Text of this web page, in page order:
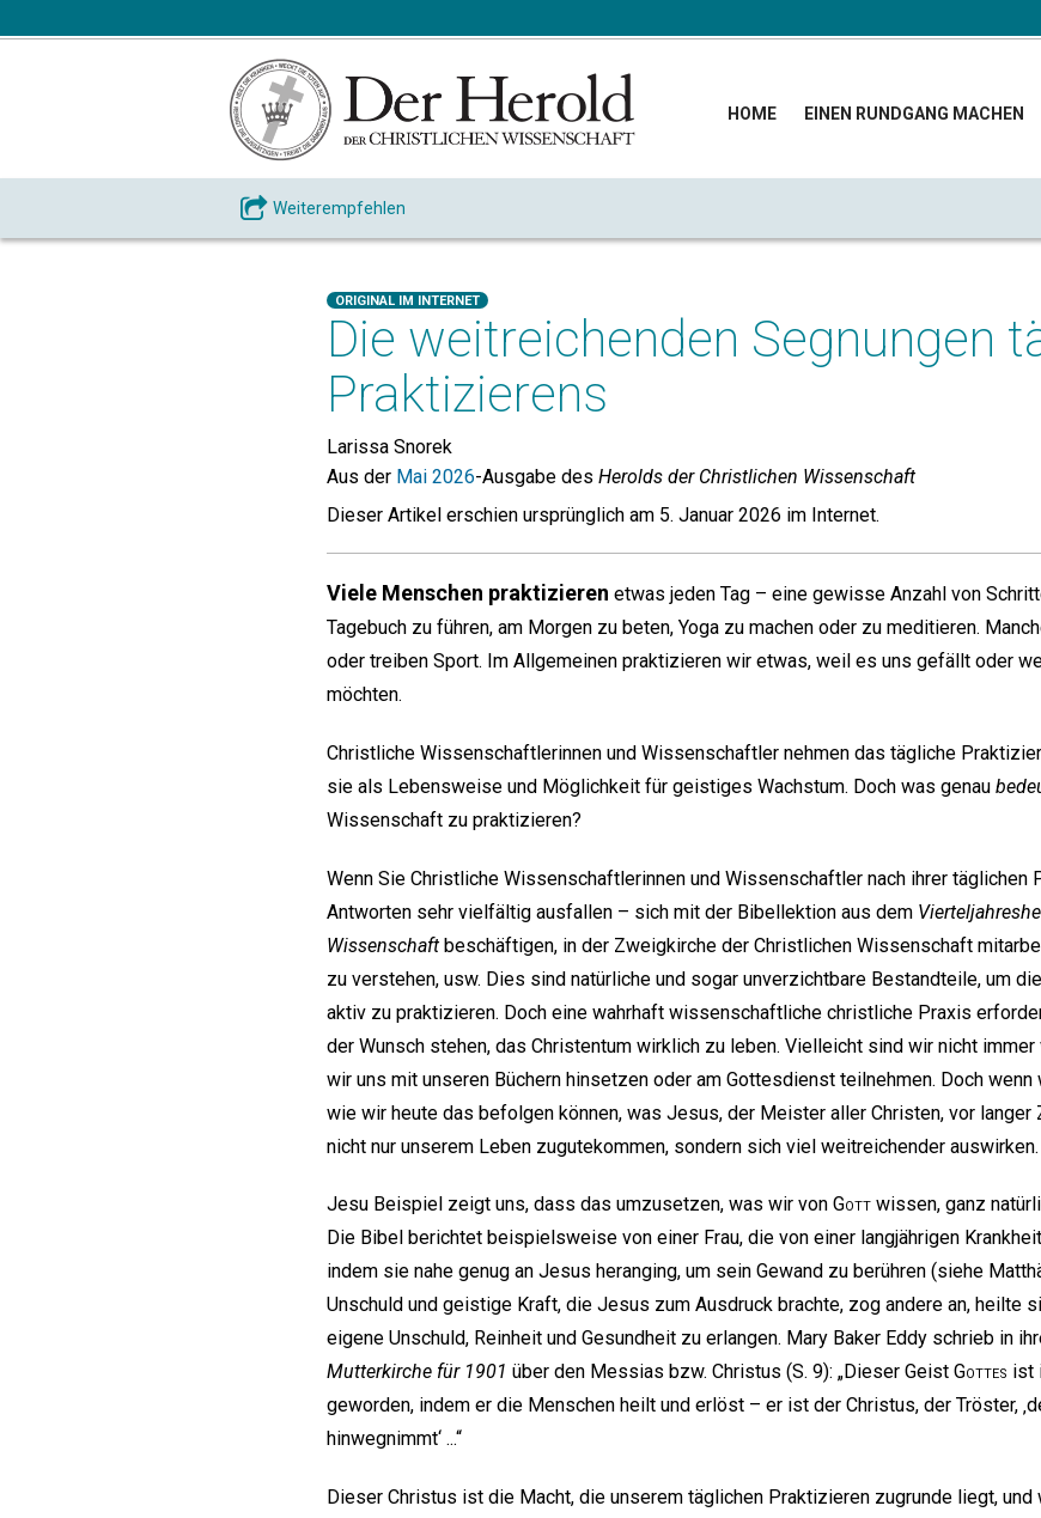
HOME EINEN RUNDGANG MACHEN
Weiterempfehlen
ORIGINAL IM INTERNET
Die weitreichenden Segnungen
Praktizierens
Larissa Snorek
Aus der Mai 2026-Ausgabe des Herolds der Christlichen Wissenschaft
Dieser Artikel erschien ursprünglich am 5. Januar 2026 im Internet.
Viele Menschen praktizieren etwas jeden Tag – eine gewisse Anzahl von
Tagebuch zu führen, am Morgen zu beten, Yoga zu machen oder zu meditieren.
oder treiben Sport. Im Allgemeinen praktizieren wir etwas, weil es uns gefällt oder
möchten.
Christliche Wissenschaftlerinnen und Wissenschaftler nehmen das tägliche
sie als Lebensweise und Möglichkeit für geistiges Wachstum. Doch was genau
Wissenschaft zu praktizieren?
Wenn Sie Christliche Wissenschaftlerinnen und Wissenschaftler nach ihrer täglichen
Antworten sehr vielfältig ausfallen – sich mit der Bibellektion aus dem
Wissenschaft beschäftigen, in der Zweigkirche der Christlichen Wissenschaft
zu verstehen, usw. Dies sind natürliche und sogar unverzichtbare Bestandteile, um
aktiv zu praktizieren. Doch eine wahrhaft wissenschaftliche christliche Praxis
der Wunsch stehen, das Christentum wirklich zu leben. Vielleicht sind wir nicht
wir uns mit unseren Büchern hinsetzen oder am Gottesdienst teilnehmen. Doch
wie wir heute das befolgen können, was Jesus, der Meister aller Christen, vor
nicht nur unserem Leben zugutekommen, sondern sich viel weitreichender auswirken.
Jesu Beispiel zeigt uns, dass das umzusetzen, was wir von Gott wissen, ganz
Die Bibel berichtet beispielsweise von einer Frau, die von einer langjährigen
indem sie nahe genug an Jesus heranging, um sein Gewand zu berühren (siehe
Unschuld und geistige Kraft, die Jesus zum Ausdruck brachte, zog andere an, heilte
eigene Unschuld, Reinheit und Gesundheit zu erlangen. Mary Baker Eddy schrieb in
Mutterkirche für 1901 über den Messias bzw. Christus (S. 9): „Dieser Geist Gottes ist
geworden, indem er die Menschen heilt und erlöst – er ist der Christus, der Tröster,
hinwegnimmt‘ ...“
Dieser Christus ist die Macht, die unserem täglichen Praktizieren zugrunde liegt,